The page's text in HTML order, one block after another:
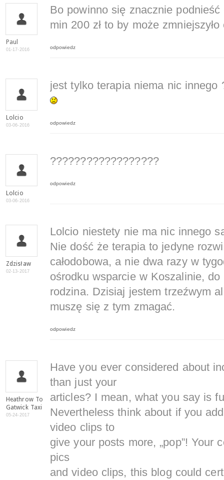
Paul
01-17-2016
Bo powinno się znacznie
min 200 zł to by może
odpowiedz
Lolcio
03-06-2016
jest tylko terapia niema nic innego
odpowiedz
Lolcio
03-06-2016
??????????????????
odpowiedz
Zdzisław
02-13-2017
Lolcio niestety nie ma nic innego
Nie dość że terapia to jedyne
całodobowa, a nie dwa razy w
ośrodku wsparcie w Koszalinie, do
rodzina. Dzisiaj jestem trzeźwym
muszę się z tym zmagać.
odpowiedz
Heathrow To
Gatwick Taxi
05-24-2017
Have you ever considered about
than just your
articles? I mean, what you say is
Nevertheless think about if you
video clips to
give your posts more, „pop”! Your
pics
and video clips, this blog could